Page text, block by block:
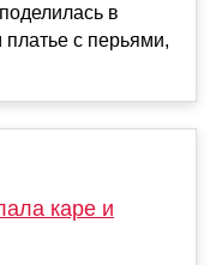
в
с перьями,
каре и